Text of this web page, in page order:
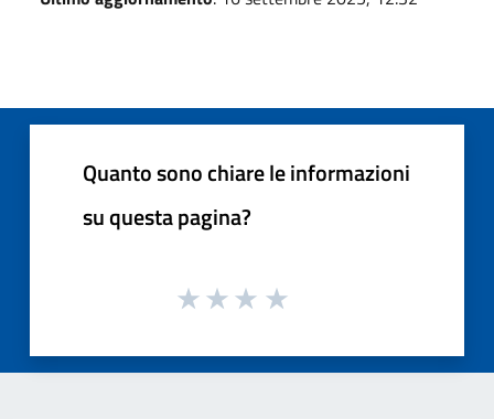
Quanto sono chiare le informazioni
su questa pagina?